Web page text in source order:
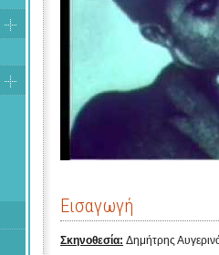
Εισαγωγή
Σκηνοθεσία: Δημήτρης